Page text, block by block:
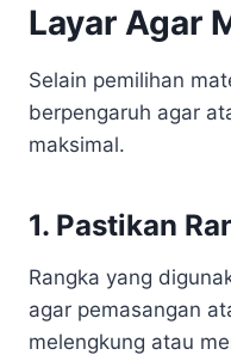
Layar Agar
Selain pemilihan
berpengaruh agar
maksimal.
1. Pastikan
Rangka yang
agar pemasangan
melengkung atau